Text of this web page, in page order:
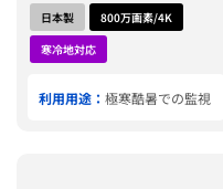
日本製
800万画素/4K
寒冷地対応
利用用途： 極寒酷暑での監視